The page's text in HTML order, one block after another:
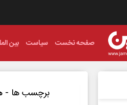
صفحه نخست سیاست بین
برچسب ها -